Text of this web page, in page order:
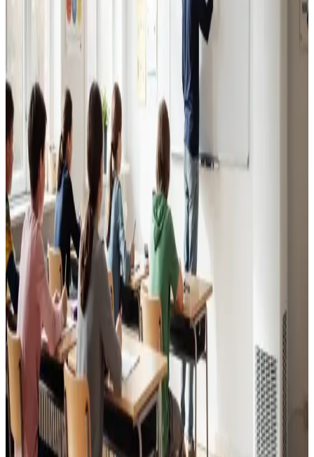
Erhvervsventilation
Kontorer, klinikker, butikker og restauranter i Maribo.
Godt indeklima for alle.
Læs mere